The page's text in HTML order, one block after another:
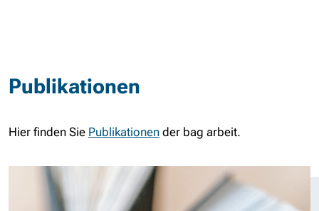
Publikationen
Hier finden Sie Publikationen der bag arbeit.